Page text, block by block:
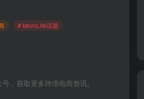
# MomLife话题
，获取更多跨境电商资讯。